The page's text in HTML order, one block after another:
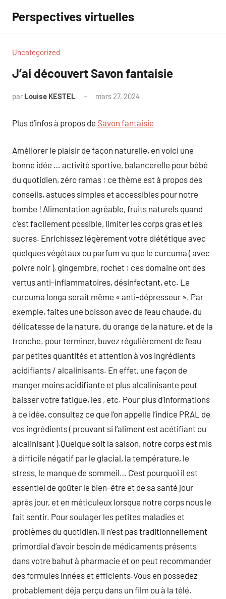
contenu
Perspectives virtuelles
Uncategorized
J’ai découvert Savon fantaisie
par Louise KESTEL mars 27, 2024
Plus d’infos à propos de Savon fantaisie
Améliorer le plaisir de façon naturelle, en voici une
bonne idée … activité sportive, balancerelle pour bébé
du quotidien, zéro ramas : ce thème est à propos des
conseils, astuces simples et accessibles pour notre
bombe ! Alimentation agréable, fruits naturels quand
c’est facilement possible, limiter les corps gras et les
sucres. Enrichissez légèrement votre diététique avec
quelques végétaux ou parfum vu que le curcuma ( avec
poivre noir ), gingembre, rochet : ces domaine ont des
vertus anti-inflammatoires, désinfectant, etc. Le
curcuma longa serait même « anti-dépresseur ». Par
exemple, faites une boisson avec de l’eau chaude, du
délicatesse de la nature, du orange de la nature, et de la
tronche. pour terminer, buvez régulièrement de l’eau
par petites quantités et attention à vos ingrédients
acidifiants / alcalinisants. En effet, une façon de
manger moins acidifiante et plus alcalinisante peut
baisser votre fatigue, les , etc. Pour plus d’informations
à ce idée, consultez ce que l’on appelle l’indice PRAL de
vos ingrédients ( prouvant si l’aliment est acétifiant ou
alcalinisant ).Quelque soit la saison, notre corps est mis
à difficile négatif par le glacial, la température, le
stress, le manque de sommeil… C’est pourquoi il est
essentiel de goûter le bien-être et de sa santé jour
après jour, et en méticuleux lorsque notre corps nous le
fait sentir. Pour soulager les petites maladies et
problèmes du quotidien, il n’est pas traditionnellement
primordial d’avoir besoin de médicaments présents
dans votre bahut à pharmacie et on peut recommander
des formules innées et efficients.Vous en possedez
probablement déjà perçu dans un film ou à la télé,